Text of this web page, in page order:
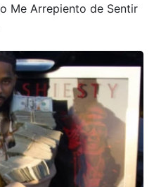
Me Arrepiento de Sentir